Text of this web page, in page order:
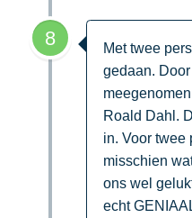
8
Met twee
gedaan.
Roald Dahl.
in. Voor twee
misschien
ons wel
echt